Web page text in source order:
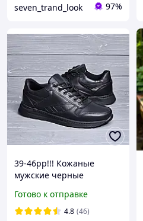
seven_trand_look 97%
39-46рр!!! Кожаные
мужские черные
кроссовки!!!
Готово к отправке
4.8 (46)